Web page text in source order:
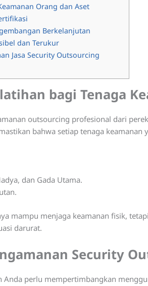
Orang dan Aset
Berkelanjutan
dan Terukur
Jasa Security Outsourcing
bagi Tenaga
outsourcing profesional dari
bahwa setiap tenaga keamanan
dan Gada Utama.
mampu menjaga keamanan fisik,
darurat.
Security
Anda perlu mempertimbangkan